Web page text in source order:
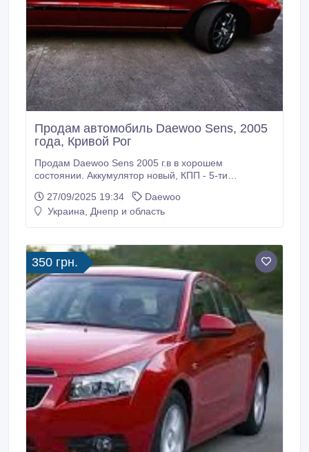
Продам автомобиль Daewoo Sens, 2005
года, Кривой Рог
Продам Daewoo Sens 2005 г.в в хорошем
состоянии. Аккумулятор новый, КПП - 5-ти
назад. Машина - сел и поехал. В такси не была, за
машиной ухаживали. Резина Nokian летняя, новая -
сигнализация.
27/09/2025 19:34
Daewoo
Украина, Днепр и область
350 грн.